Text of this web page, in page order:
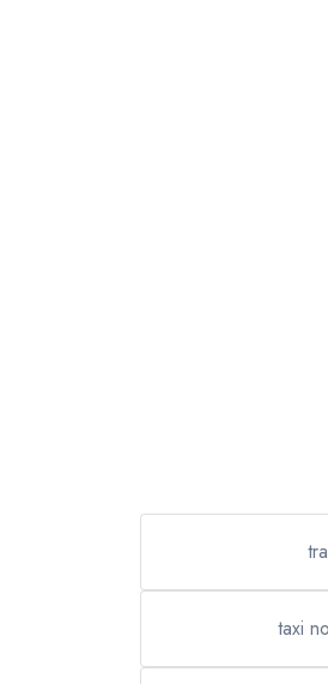
taxi